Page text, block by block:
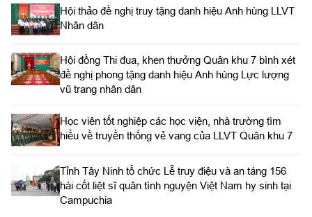
Hội thảo đề nghị truy tặng danh hiệu Anh hùng LLVT
Nhân dân
Hội đồng Thi đua, khen thưởng Quân khu 7 bình xét
đề nghị phong tặng danh hiệu Anh hùng Lực lượng
vũ trang nhân dân
Học viên tốt nghiệp các học viện, nhà trường tìm
hiểu về truyền thống vẻ vang của LLVT Quân khu 7
​Tỉnh Tây Ninh tổ chức Lễ truy điệu và an táng 156
hài cốt liệt sĩ quân tình nguyện Việt Nam hy sinh tại
Campuchia